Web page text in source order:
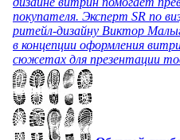
покупателя. Эксперт SR по
ритейл-дизайну Виктор
в концепции оформления
сюжетах для презентации